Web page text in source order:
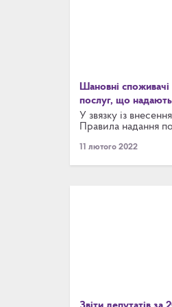
Шановні
послуг, що
У звязку із
Правила надання
водопостачання та
11 лютого 2022